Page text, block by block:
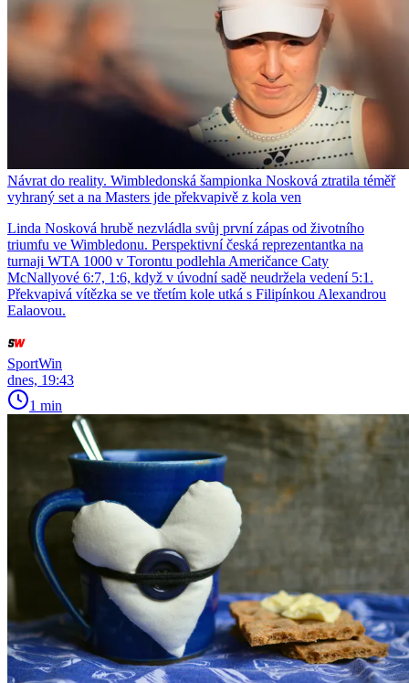
Návrat do reality. Wimbledonská šampionka Nosková ztratila téměř
vyhraný set a na Masters jde překvapivě z kola ven
Linda Nosková hrubě nezvládla svůj první zápas od životního
triumfu ve Wimbledonu. Perspektivní česká reprezentantka na
turnaji WTA 1000 v Torontu podlehla Američance Caty
McNallyové 6:7, 1:6, když v úvodní sadě neudržela vedení 5:1.
Překvapivá vítězka se ve třetím kole utká s Filipínkou Alexandrou
Ealaovou.
SportWin
dnes, 19:43
1 min